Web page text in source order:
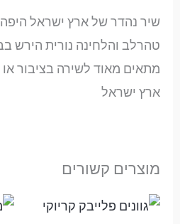
שיר נהדר של ארץ ישראל
טהרלב והלחינה נורית הירש
מתאים מאוד לשירה בציבור
ארץ ישראל
מוצרים קשורים
טווח
מחירים: